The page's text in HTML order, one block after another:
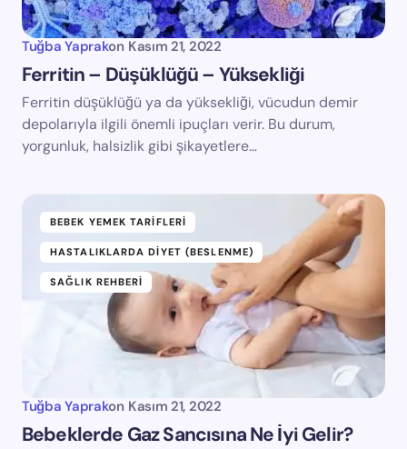
Tuğba Yaprakon Kasım 21, 2022
Ferritin – Düşüklüğü – Yüksekliği
Ferritin düşüklüğü ya da yüksekliği, vücudun demir
depolarıyla ilgili önemli ipuçları verir. Bu durum,
yorgunluk, halsizlik gibi şikayetlere…
BEBEK YEMEK TARIFLERI
HASTALIKLARDA DIYET (BESLENME)
SAĞLIK REHBERI
Tuğba Yaprakon Kasım 21, 2022
Bebeklerde Gaz Sancısına Ne İyi Gelir?